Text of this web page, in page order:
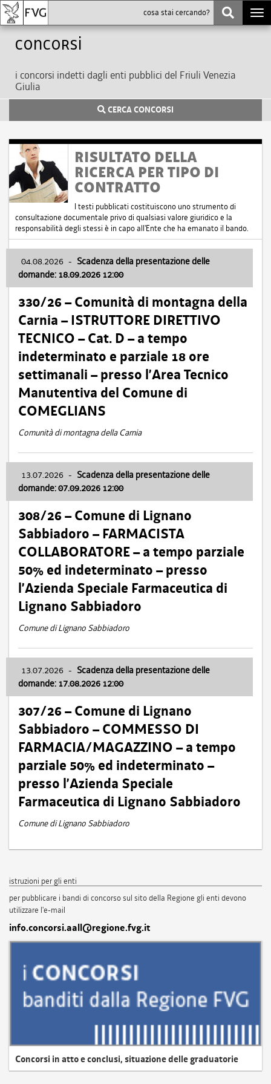
Concorsi
i concorsi indetti dagli enti pubblici del Friuli Venezia
Giulia
CERCA CONCORSI
RISULTATO DELLA
RICERCA PER TIPO DI
CONTRATTO
I testi pubblicati costituiscono uno strumento di
consultazione documentale privo di qualsiasi valore giuridico e la
responsabilità degli stessi è in capo all'Ente che ha emanato il bando.
04.08.2026 - Scadenza della presentazione delle
domande: 18.09.2026 12:00
330/26 – Comunità di montagna della
Carnia – ISTRUTTORE DIRETTIVO
TECNICO – Cat. D – a tempo
indeterminato e parziale 18 ore
settimanali – presso l’Area Tecnico
Manutentiva del Comune di
COMEGLIANS
Comunità di montagna della Carnia
13.07.2026 - Scadenza della presentazione delle
domande: 07.09.2026 12:00
308/26 – Comune di Lignano
Sabbiadoro – FARMACISTA
COLLABORATORE – a tempo parziale
50% ed indeterminato – presso
l’Azienda Speciale Farmaceutica di
Lignano Sabbiadoro
Comune di Lignano Sabbiadoro
13.07.2026 - Scadenza della presentazione delle
domande: 17.08.2026 12:00
307/26 – Comune di Lignano
Sabbiadoro – COMMESSO DI
FARMACIA/MAGAZZINO – a tempo
parziale 50% ed indeterminato –
presso l’Azienda Speciale
Farmaceutica di Lignano Sabbiadoro
Comune di Lignano Sabbiadoro
istruzioni per gli enti
per pubblicare i bandi di concorso sul sito della Regione gli enti devono
utilizzare l'e-mail
info.concorsi.aall@regione.fvg.it
Concorsi in atto e conclusi, situazione delle graduatorie